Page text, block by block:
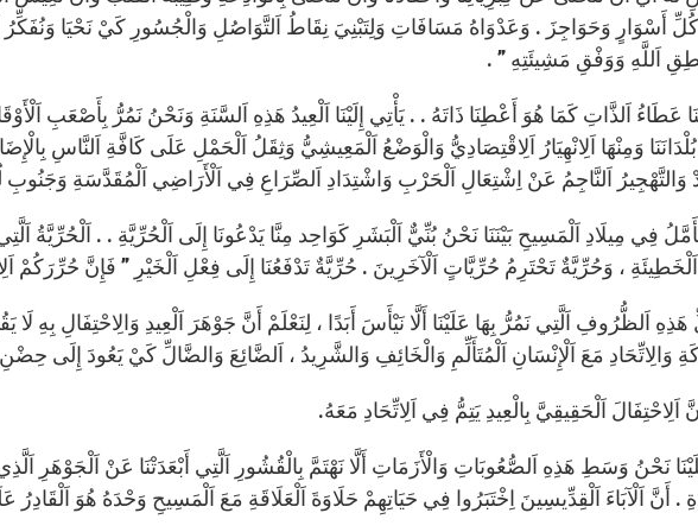
كُلِّ أَسْوَارٍ وَحَوَاجِزَ . وَعَدْوَاهُ مَسَافَاتِ وَلِتَبْنِيَ نِقَاطُ اَلتَّوَاصُلِ وَالْجُسُورِ كَيْ نَحْيَا وَنُفَكِّرُ
اَللَّهِ وَوَفْقِ مَشِيئَتِهِ ” .
عَطَاءُ اَلذَّاتِ كَمَا هُوَ أَعْطِنَا ذَاتَهُ . . يَأْتِي إِلَيْنَا اَلْعِيدُ هَذِهِ اَلسَّنَةِ وَنَحْنُ نَمُرُّ بِأَصْعَبِ
وَمِنْهَا اَلِانْهِيَارُ اَلِاقْتِصَادِيُّ وَالْوَضْعُ اَلْمَعِيشِيُّ وَثِقَلُ اَلْحَمْلِ عَلَى كَافَّةِ اَلنَّاسِ
وَالتَّهْجِيرُ اَلنَّاجِمُ عَنْ اِشْتِعَالِ اَلْحَرْبِ وَاشْتِدَادِ اَلصِّرَاعِ فِي اَلْأَرَاضِي اَلْمُقَدَّسَةِ وَجَنُوبِ
فِي مِيلَادِ اَلْمَسِيحِ بَيْنَنَا نَحْنُ بُنِّيٌّ اَلْبَشَرِ كَوَاحِد مِنَّا يَدْعُونَا إِلَى اَلْحُرِّيَّةِ . . اَلْحُرِّيَّةُ
، وَحُرِّيَّةٌ تَحْتَرِمُ حُرِّيَّاتٍ اَلْآخَرِينَ . حُرِّيَّةٌ تَدْفَعُنَا إِلَى فِعْلِ اَلْخَيْرِ ” فَإِنَّ حُرِّرَكُمْ
اَلظُّرُوفِ اَلَّتِي نَمُرُّ بِهَا عَلَيْنَا أَلَّا نَيْأَسَ أَبَدًا ، لِنَعْلَمْ أَنَّ جَوْهَرَ اَلْعِيدِ وَالِاحْتِفَالِ بِهِ
وَالِاتِّحَادِ مَعَ اَلْإِنْسَانِ اَلْمُتَأَلِّمِ وَالْخَائِفِ وَالشَّرِيدُ ، اَلضَّائِعَ وَالضَّالِّ كَيْ يَعُودَ إِلَى
اَلِاحْتِفَالَ اَلْحَقِيقِيَّ بِالْعِيدِ يَتِمُّ فِي اَلِاتِّحَادِ مَعَهُ.
نَحْنُ وَسَطِ هَذِهِ اَلصُّعُوبَاتِ وَالْأَزَمَاتِ أَلَّا نَهْتَمَّ بِالْقُشُورِ اَلَّتِي أَبْعَدَتْنَا عَنْ اَلْجَوْهَرِ
. أَنَّ اَلْآبَاءَ اَلْقِدِّيسِينَ اِخْتَبَرُوا فِي حَيَاتِهِمْ حَلَاوَةَ اَلْعَلَاقَةِ مَعَ اَلْمَسِيحِ وَحْدَهُ هُوَ اَلْقَادِرُ